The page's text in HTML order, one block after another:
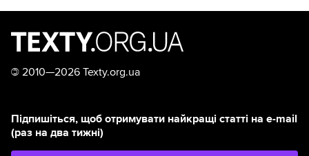
© 2010—2026 Texty.org.ua
Підпишіться, щоб отримувати найкращі статті на e-mail
(раз на два тижні)